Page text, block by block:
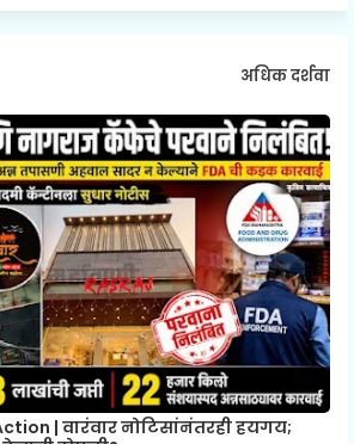
अधिक दर्शवा
| वारंवार नोटिसांनंतरही हयगय;